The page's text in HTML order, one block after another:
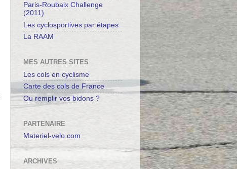
Paris-Roubaix Challenge
(2011)
Les cyclosportives par étapes
La RAAM
MES AUTRES SITES
Les cols en cyclisme
Carte des cols de France
Ou remplir vos bidons ?
PARTENAIRE
Materiel-velo.com
ARCHIVES